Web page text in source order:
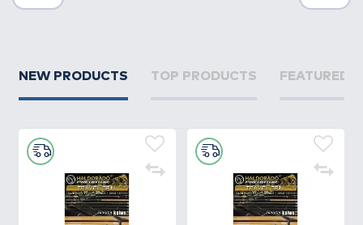
NEW PRODUCTS TOP PRODUCTS FEATURED